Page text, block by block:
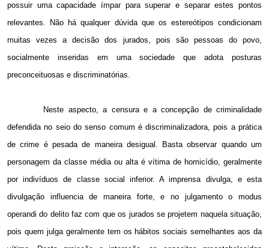
possuir uma capacidade ímpar para superar e separar estes pontos
relevantes. Não há qualquer dúvida que os estereótipos condicionam
muitas vezes a decisão dos jurados, pois são pessoas do povo,
socialmente inseridas em uma sociedade que adota posturas
preconceituosas e discriminatórias.
Neste aspecto, a censura e a concepção de criminalidade
defendida no seio do senso comum é discriminalizadora, pois a prática
de crime é pesada de maneira desigual. Basta observar quando um
personagem da classe média ou alta é vítima de homicídio, geralmente
por indivíduos de classe social inferior. A imprensa divulga, e esta
divulgação influencia de maneira forte, e no julgamento o modus
operandi do delito faz com que os jurados se projetem naquela situação,
pois quem julga geralmente tem os hábitos sociais semelhantes aos da